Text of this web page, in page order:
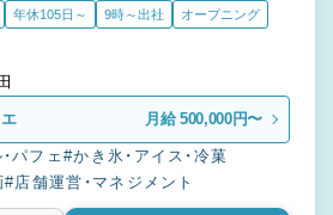
年休105日～ 9時～出社
オープニング
田
月給 500,000円〜
パフェ#かき氷・アイス・冷菓
#店舗運営・マネジメント